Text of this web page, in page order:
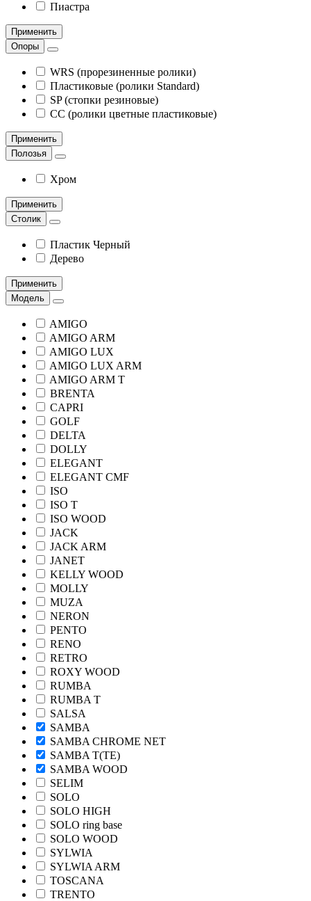
Пиастра
Применить
Опоры
WRS (прорезиненные ролики)
Пластиковые (ролики Standard)
SP (стопки резиновые)
CC (ролики цветные пластиковые)
Применить
Полозья
Хром
Применить
Столик
Пластик Черный
Дерево
Применить
Модель
AMIGO
AMIGO ARM
AMIGO LUX
AMIGO LUX ARM
AMIGO ARM T
BRENTA
CAPRI
GOLF
DELTA
DOLLY
ELEGANT
ELEGANT CMF
ISO
ISO T
ISO WOOD
JACK
JACK ARM
JANET
KELLY WOOD
MOLLY
MUZA
NERON
PENTO
RENO
RETRO
ROXY WOOD
RUMBA
RUMBA T
SALSA
SAMBA
SAMBA CHROME NET
SAMBA T(TE)
SAMBA WOOD
SELIM
SOLO
SOLO HIGH
SOLO ring base
SOLO WOOD
SYLWIA
SYLWIA ARM
TOSCANA
TRENTO